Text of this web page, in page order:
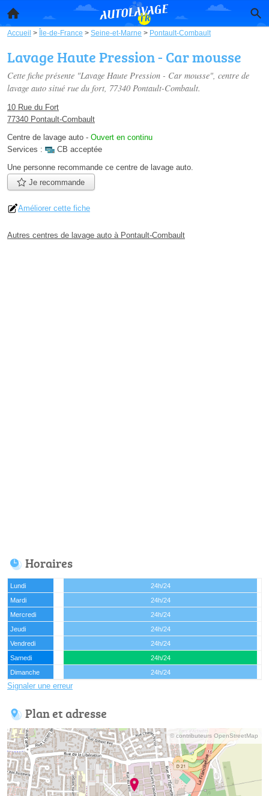
Accueil > Île-de-France > Seine-et-Marne > Pontault-Combault
Lavage Haute Pression - Car mousse
Cette fiche présente "Lavage Haute Pression - Car mousse", centre de
lavage auto situé rue du fort, 77340 Pontault-Combault.
10 Rue du Fort
77340 Pontault-Combault
Centre de lavage auto - Ouvert en continu
Services :
CB acceptée
Une personne recommande ce centre de lavage auto.
Je recommande
Améliorer cette fiche
Autres centres de lavage auto à Pontault-Combault
Horaires
Lundi
24h/24
Mardi
24h/24
Mercredi
24h/24
Jeudi
24h/24
Vendredi
24h/24
Samedi
24h/24
Dimanche
24h/24
Signaler une erreur
Plan et adresse
© contributeurs OpenStreetMap